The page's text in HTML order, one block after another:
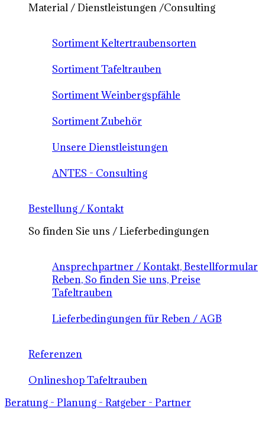
Material / Dienstleistungen /Consulting
Sortiment Keltertraubensorten
Sortiment Tafeltrauben
Sortiment Weinbergspfähle
Sortiment Zubehör
Unsere Dienstleistungen
ANTES - Consulting
Bestellung / Kontakt
So finden Sie uns / Lieferbedingungen
Ansprechpartner / Kontakt, Bestellformular
Reben, So finden Sie uns, Preise
Tafeltrauben
Lieferbedingungen für Reben / AGB
Referenzen
Onlineshop Tafeltrauben
Beratung - Planung - Ratgeber - Partner